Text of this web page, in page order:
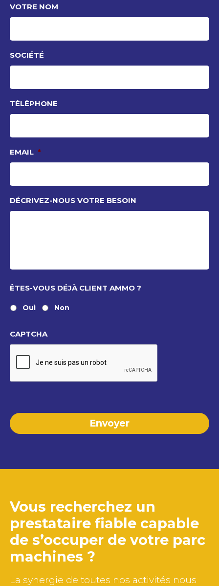
VOTRE NOM
SOCIÉTÉ
TÉLÉPHONE
EMAIL *
DÉCRIVEZ-NOUS VOTRE BESOIN
ÊTES-VOUS DÉJÀ CLIENT AMMO ?
Oui Non
CAPTCHA
Vous recherchez un
prestataire fiable capable
de s’occuper de votre parc
machines ?
La synergie de toutes nos activités nous